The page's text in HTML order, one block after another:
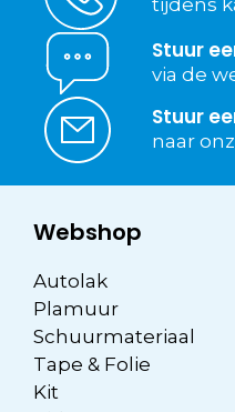
Stuur
via de
Stuur
naar
Webshop
Autolak
Plamuur
Schuurmateriaal
Tape & Folie
Kit